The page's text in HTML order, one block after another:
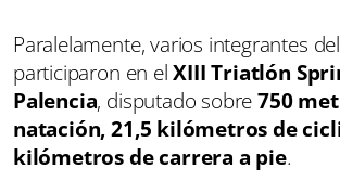
Paralelamente, varios integrantes
participaron en elXIII Triatlón
Palencia, disputado sobre750
natación, 21,5 kilómetros de
kilómetros de carrera a pie.